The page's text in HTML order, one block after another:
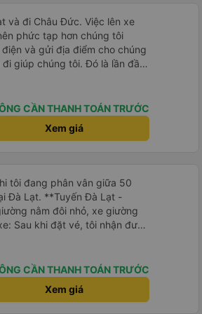
đôi mà nằm một thì mỗi
nhưng đủ để đánh giá
và đi Châu Đức. Việc lên xe
phức tạp hơn chúng tôi
và gửi địa điểm cho chúng
giúp chúng tôi. Đó là lần đầu
trẻ nhỏ khá thú vị. Chúng
dừng lại lúc nửa đêm ở Cần
Khi đến điểm dừng, họ đánh
chúng tôi đã sẵn sàng. Nhìn
và 1 trẻ em nằm thoải mái.
CẦN THANH TOÁN TRƯỚC
Xem giá
tôi đang phân vân giữa 50
Đà Lạt. **Tuyến Đà Lạt -
nằm đôi nhỏ, xe giường
Sau khi đặt vé, tôi nhận được
Sau đó, vào ngày
một tin nhắn WhatsApp
dẫn chính xác những việc
nhắn cho biết địa điểm, biển
khi đến nơi để tài xế có thể
động rất tốt và hoàn toàn
CẦN THANH TOÁN TRƯỚC
Xem giá